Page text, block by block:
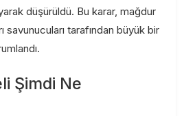
düşürüldü. Bu karar, mağdur
savunucuları tarafından büyük bir
Şimdi Ne